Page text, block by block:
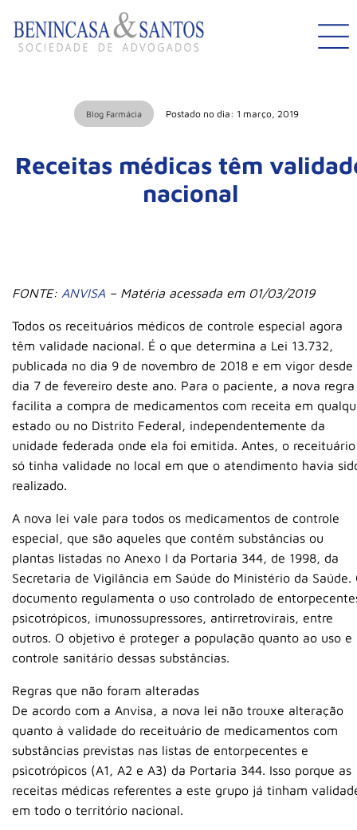
Blog Farmácia Postado no dia: 1 março, 2019
Receitas médicas têm
nacional
FONTE: ANVISA – Matéria acessada em 01/03/2019
Todos os receituários médicos de controle especial agora
têm validade nacional. É o que determina a Lei 13.732,
publicada no dia 9 de novembro de 2018 e em vigor desde
dia 7 de fevereiro deste ano. Para o paciente, a nova regra
facilita a compra de medicamentos com receita em
estado ou no Distrito Federal, independentemente da
unidade federada onde ela foi emitida. Antes, o receituário
só tinha validade no local em que o atendimento havia
realizado.
A nova lei vale para todos os medicamentos de controle
especial, que são aqueles que contêm substâncias ou
plantas listadas no Anexo I da Portaria 344, de 1998, da
Secretaria de Vigilância em Saúde do Ministério da Saúde.
documento regulamenta o uso controlado de
psicotrópicos, imunossupressores, antirretrovirais, entre
outros. O objetivo é proteger a população quanto ao uso e
controle sanitário dessas substâncias.
Regras que não foram alteradas
De acordo com a Anvisa, a nova lei não trouxe alteração
quanto à validade do receituário de medicamentos com
substâncias previstas nas listas de entorpecentes e
psicotrópicos (A1, A2 e A3) da Portaria 344. Isso porque as
receitas médicas referentes a este grupo já tinham
em todo o território nacional.